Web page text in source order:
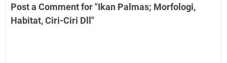
Post a Comment for "Ikan Palmas; Morfologi,
Habitat, Ciri-Ciri Dll"